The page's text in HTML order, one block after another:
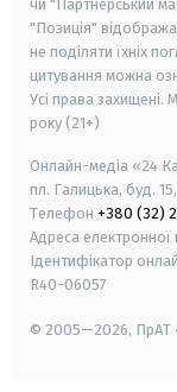
чи "Партнерський
"Позиція"
не поділяти їхніх
цитування можна
Усі права захищені.
року (21+)
Онлайн-медіа «24
пл. Галицька, буд.
Телефон +380 (32)
Адреса
Ідентифікатор
R40-06057
© 2005—2026, ПрАТ